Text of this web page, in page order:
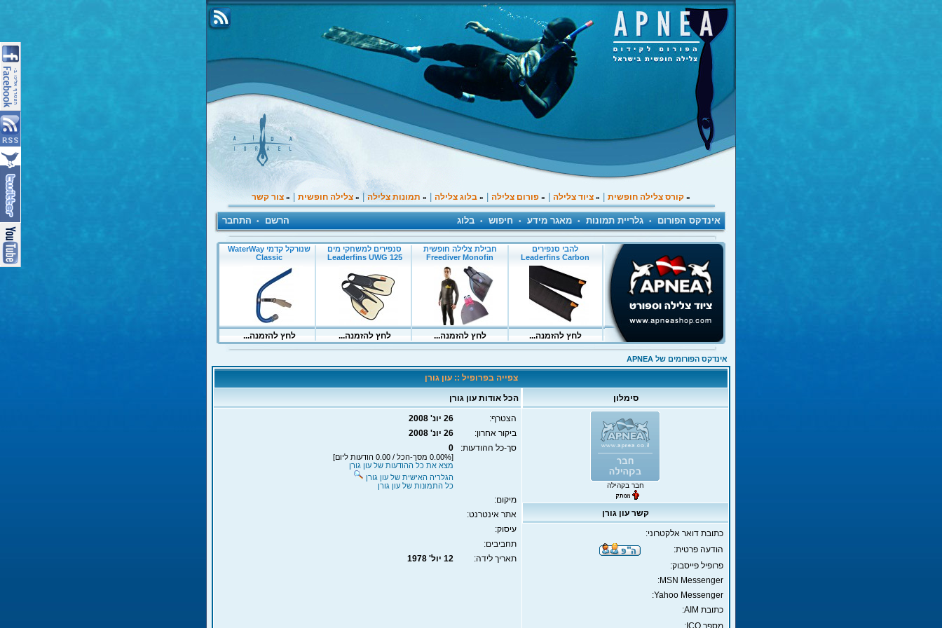
» קורס צלילה חופשית » ציוד צלילה » פורום צלילה » בלוג צלילה » תמונות צלילה » צלילה חופשית » צור קשר
אינדקס הפורום • גלריית תמונות • מאגר מידע • חיפוש • בלוג הרשם • התחבר
אינדקס הפורומים של APNEA
צפייה בפרופיל :: עון גורן
סימלון הכל אודות עון גורן
חבר בקהילה
הצטרף:
26 יונ' 2008
ביקור אחרון:
26 יונ' 2008
סך-כל ההודעות:
0
[0.00% מסך-הכל / 0.00 הודעות ליום]
מצא את כל ההודעות של עון גורן
הגלריה האישית של עון גורן
כל התמונות של עון גורן
מיקום:
אתר אינטרנט:
עיסוק:
תחביבים:
תאריך לידה:
12 יול' 1978
קשר עון גורן
כתובת דואר אלקטרוני:
הודעה פרטית:
פרופיל פייסבוק:
MSN Messenger:
Yahoo Messenger:
כתובת AIM:
מספר ICQ: